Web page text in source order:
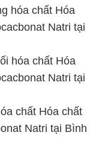
hóa chất Hóa
Natri tại
hóa chất Hóa
Natri tại
chất Hóa chất
Natri tại Bình